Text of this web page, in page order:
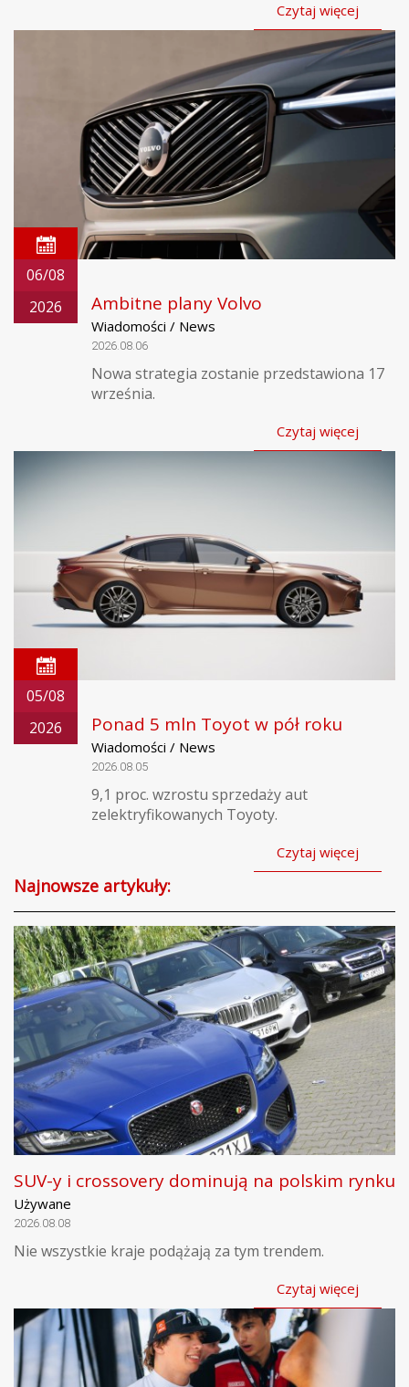
Czytaj więcej
06/08
2026
Ambitne plany Volvo
Wiadomości / News
2026.08.06
Nowa strategia zostanie przedstawiona 17
września.
Czytaj więcej
05/08
2026
Ponad 5 mln Toyot w pół roku
Wiadomości / News
2026.08.05
9,1 proc. wzrostu sprzedaży aut
zelektryfikowanych Toyoty.
Czytaj więcej
Najnowsze artykuły:
SUV-y i crossovery dominują na polskim rynku
Używane
2026.08.08
Nie wszystkie kraje podążają za tym trendem.
Czytaj więcej